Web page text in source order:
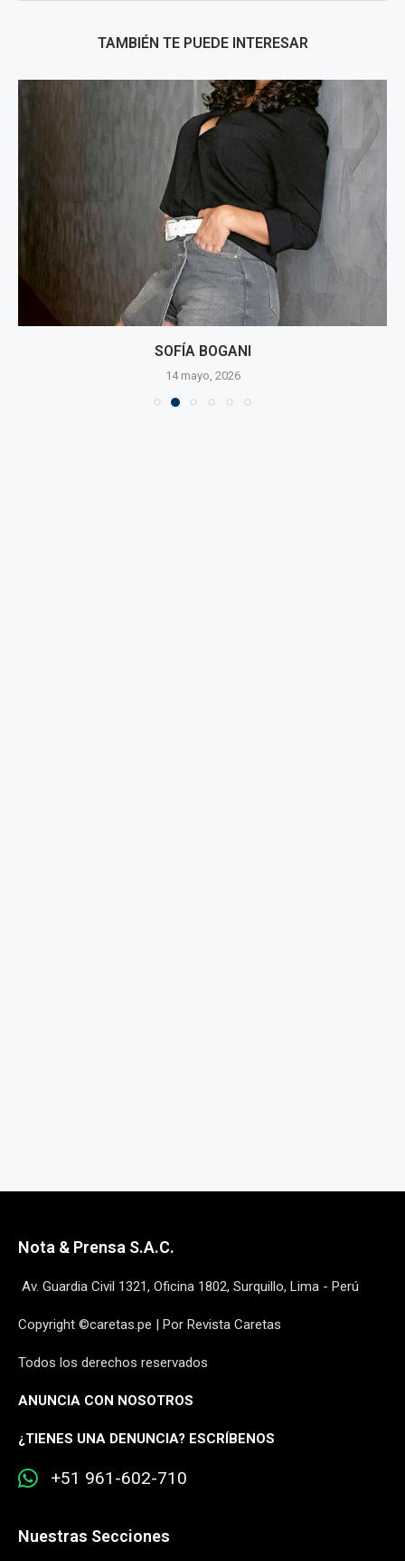
TAMBIÉN TE PUEDE INTERESAR
SOFÍA BOGANI
14 mayo, 2026
Nota & Prensa S.A.C.
Av. Guardia Civil 1321, Oficina 1802, Surquillo, Lima - Perú
Copyright ©caretas.pe | Por Revista Caretas
Todos los derechos reservados
ANUNCIA CON NOSOTROS
¿TIENES UNA DENUNCIA? ESCRÍBENOS
+51 961-602-710
Nuestras Secciones